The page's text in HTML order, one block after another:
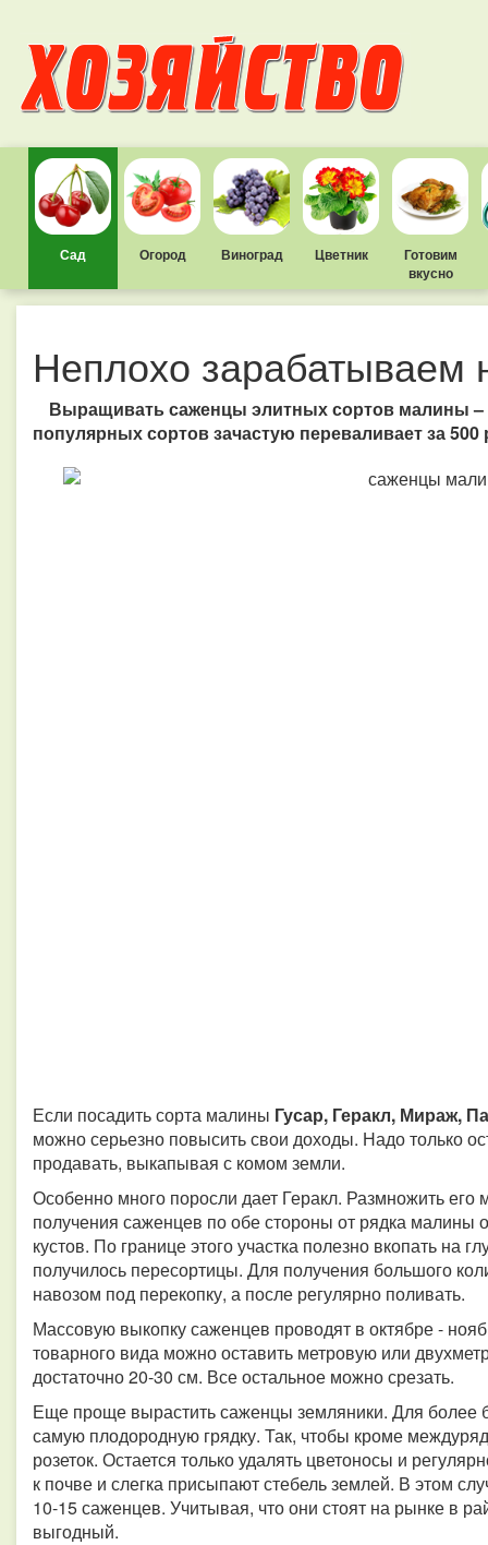
Сад Огород Виноград Цветник
Готовим
вкусно
Неплохо зарабатываем
Выращивать саженцы элитных сортов малины
популярных сортов зачастую переваливает за
Если посадить сорта малины Гусар, Геракл, Мираж,
можно серьезно повысить свои доходы. Надо только
продавать, выкапывая с комом земли.
Особенно много поросли дает Геракл. Размножить
получения саженцев по обе стороны от рядка малины
кустов. По границе этого участка полезно вкопать
получилось пересортицы. Для получения большого
навозом под перекопку, а после регулярно поливать.
Массовую выкопку саженцев проводят в октябре -
товарного вида можно оставить метровую или
достаточно 20-30 см. Все остальное можно срезать.
Еще проще вырастить саженцы земляники. Для более
самую плодородную грядку. Так, чтобы кроме
розеток. Остается только удалять цветоносы и
к почве и слегка присыпают стебель землей. В этом
10-15 саженцев. Учитывая, что они стоят на рынке в
выгодный.